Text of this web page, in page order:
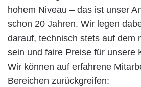
hohem Niveau – das ist unser
schon 20 Jahren. Wir legen
darauf, technisch stets auf dem
sein und faire Preise für unsere
Wir können auf erfahrene
Bereichen zurückgreifen: